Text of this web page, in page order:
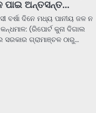
ପାଇ ଅନ୍ତସନ୍ତ…
ବର୍ଷା ଦିନେ ମଧ୍ୟ ପାନୀୟ ଜଳ ନ
(ରିପୋର୍ଟ କୁନା ଦିଗାଲ
ସରକାର ଗ୍ରାମାଞ୍ଚଳ ଠାରୁ…